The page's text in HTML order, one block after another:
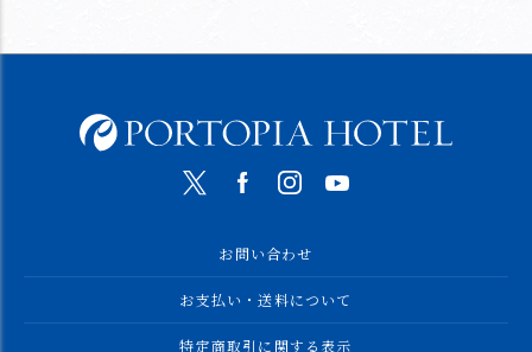
お問い合わせ
お支払い・送料について
特定商取引に関する表示